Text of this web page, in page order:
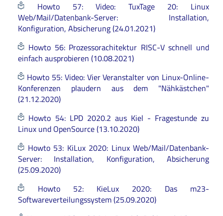
Howto 57: Video: TuxTage 20: Linux
Web/Mail/Datenbank-Server: Installation,
Konfiguration, Absicherung (24.01.2021)
Howto 56: Prozessorachitektur RISC-V schnell und
einfach ausprobieren (10.08.2021)
Howto 55: Video: Vier Veranstalter von Linux-Online-
Konferenzen plaudern aus dem "Nähkästchen"
(21.12.2020)
Howto 54: LPD 2020.2 aus Kiel - Fragestunde zu
Linux und OpenSource (13.10.2020)
Howto 53: KiLux 2020: Linux Web/Mail/Datenbank-
Server: Installation, Konfiguration, Absicherung
(25.09.2020)
Howto 52: KieLux 2020: Das m23-
Softwareverteilungssystem (25.09.2020)